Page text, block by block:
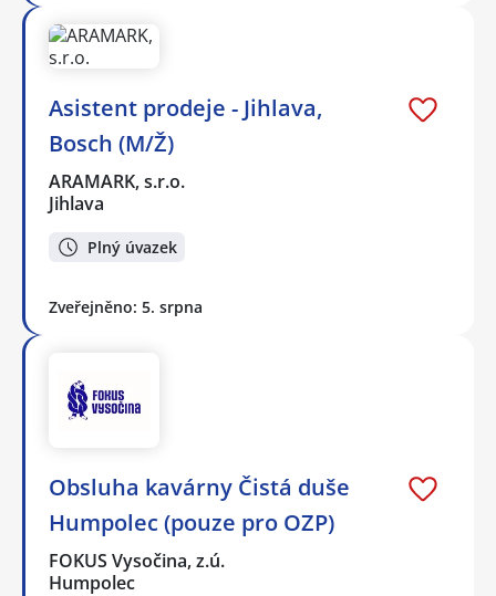
Asistent prodeje - Jihlava,
Bosch (M/Ž)
ARAMARK, s.r.o.
Jihlava
Plný úvazek
Zveřejněno: 5. srpna
Obsluha kavárny Čistá duše
Humpolec (pouze pro OZP)
FOKUS Vysočina, z.ú.
Humpolec